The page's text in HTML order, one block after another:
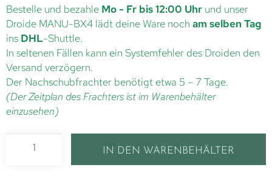
Bestelle und bezahle Mo - Fr bis 12:00 Uhr und unser
Droide MANU-BX4 lädt deine Ware noch am selben Tag
ins DHL-Shuttle.
In seltenen Fällen kann ein Systemfehler des Droiden den
Versand verzögern.
Der Nachschubfrachter benötigt etwa 5 – 7 Tage.
(Der Zeitplan des Frachters ist im Warenbehälter
einzusehen)
IN DEN WARENBEHÄLTER